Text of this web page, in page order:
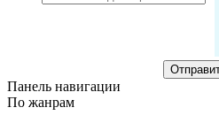
Панель навигации
По жанрам